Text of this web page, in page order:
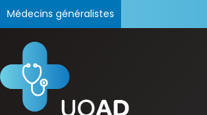
Médecins généralistes